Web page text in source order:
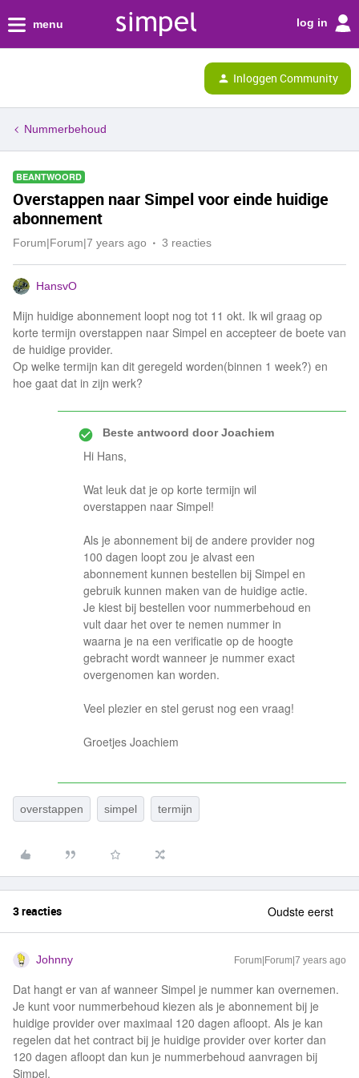
menu log in
Inloggen Community
Nummerbehoud
BEANTWOORD
Overstappen naar Simpel voor einde huidige
abonnement
Forum|Forum|7 years ago 3 reacties
HansvO
Mijn huidige abonnement loopt nog tot 11 okt. Ik wil graag op
korte termijn overstappen naar Simpel en accepteer de boete van
de huidige provider.
Op welke termijn kan dit geregeld worden(binnen 1 week?) en
hoe gaat dat in zijn werk?
Beste antwoord doorJoachiem
Hi Hans,
Wat leuk dat je op korte termijn wil
overstappen naar Simpel!
Als je abonnement bij de andere provider nog
100 dagen loopt zou je alvast een
abonnement kunnen bestellen bij Simpel en
gebruik kunnen maken van de huidige actie.
Je kiest bij bestellen voor nummerbehoud en
vult daar het over te nemen nummer in
waarna je na een verificatie op de hoogte
gebracht wordt wanneer je nummer exact
overgenomen kan worden.
Veel plezier en stel gerust nog een vraag!
Groetjes Joachiem
overstappen simpel termijn
3 reacties Oudste eerst
Johnny Forum|Forum|7 years ago
Dat hangt er van af wanneer Simpel je nummer kan overnemen.
Je kunt voor nummerbehoud kiezen als je abonnement bij je
huidige provider over maximaal 120 dagen afloopt. Als je kan
regelen dat het contract bij je huidige provider over korter dan
120 dagen afloopt dan kun je nummerbehoud aanvragen bij
Simpel.